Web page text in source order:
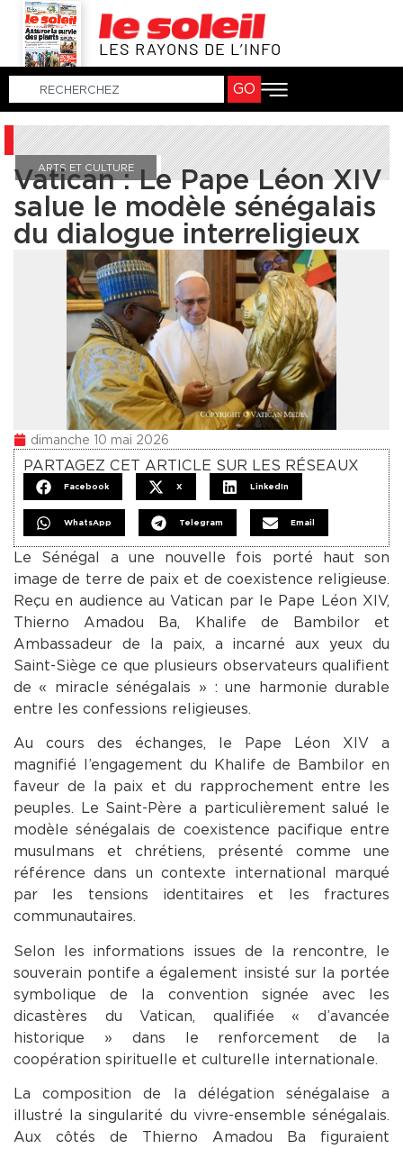
LES RAYONS DE L’INFO
GO
ARTS ET CULTURE
Vatican : Le Pape Léon XIV
salue le modèle sénégalais
du dialogue interreligieux
dimanche 10 mai 2026
PARTAGEZ CET ARTICLE SUR LES RÉSEAUX
Facebook X LinkedIn
WhatsApp Telegram Email
Le Sénégal a une nouvelle fois porté haut son
image de terre de paix et de coexistence religieuse.
Reçu en audience au Vatican par le Pape Léon XIV,
Thierno Amadou Ba, Khalife de Bambilor et
Ambassadeur de la paix, a incarné aux yeux du
Saint-Siège ce que plusieurs observateurs qualifient
de « miracle sénégalais » : une harmonie durable
entre les confessions religieuses.
Au cours des échanges, le Pape Léon XIV a
magnifié l’engagement du Khalife de Bambilor en
faveur de la paix et du rapprochement entre les
peuples. Le Saint-Père a particulièrement salué le
modèle sénégalais de coexistence pacifique entre
musulmans et chrétiens, présenté comme une
référence dans un contexte international marqué
par les tensions identitaires et les fractures
communautaires.
Selon les informations issues de la rencontre, le
souverain pontife a également insisté sur la portée
symbolique de la convention signée avec les
dicastères du Vatican, qualifiée « d’avancée
historique » dans le renforcement de la
coopération spirituelle et culturelle internationale.
La composition de la délégation sénégalaise a
illustré la singularité du vivre-ensemble sénégalais.
Aux côtés de Thierno Amadou Ba figuraient